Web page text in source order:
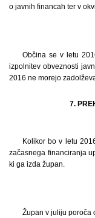
o javnih financah ter v
Občina se v letu
izpolnitev obveznosti
2016 ne morejo
7.
Kolikor bo v letu
začasnega financiranja
ki ga izda župan.
Župan v juliju poroča